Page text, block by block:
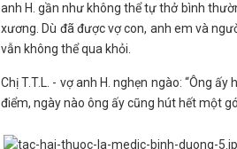
anh H. gần như không thể tự thở bình
xương. Dù đã được vợ con, anh em và
vẫn không thể qua khỏi.
Chị T.T.L. - vợ anh H. nghẹn ngào: “Ông
điểm, ngày nào ông ấy cũng hút hết một